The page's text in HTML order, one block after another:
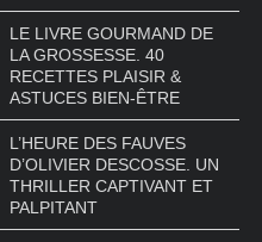
LE LIVRE GOURMAND DE
LA GROSSESSE. 40
RECETTES PLAISIR &
ASTUCES BIEN-ÊTRE
L’HEURE DES FAUVES
D’OLIVIER DESCOSSE. UN
THRILLER CAPTIVANT ET
PALPITANT